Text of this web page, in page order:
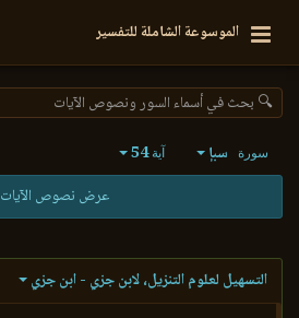
الموسوعة الشاملة للتفسير
🔍 بحث في أسماء السور ونصوص الآيات
سورة سبإ آية54
عرض نصوص الآيات
التسهيل لعلوم التنزيل، لابن جزي - ابن جزي